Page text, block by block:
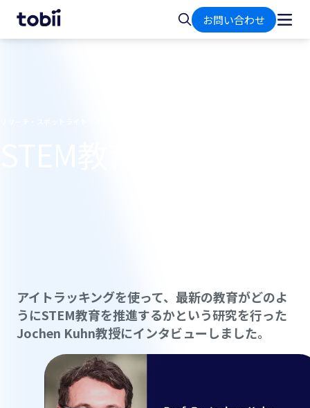
ー
検
索
お問い合わせ
アイトラッキングを使って、最新の教育がどのよ
うにSTEM教育を推進するかという研究を行った
Jochen Kuhn教授にインタビューしました。